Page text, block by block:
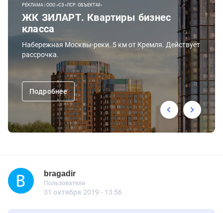
РЕКЛАМА | ООО «СЗ «ЛСР. ОБЪЕКТ-М»
ЖК ЗИЛАРТ. Квартиры бизнес
класса
Набережная Москвы-реки. 5 км от Кремля. Действует
рассрочка.
Подробнее
bragadir
bragadir
Пользователи
Новичок
Пользователи
7 сообщений
31 октября 2019 - 13:56